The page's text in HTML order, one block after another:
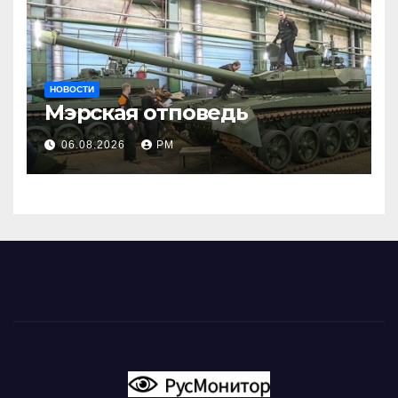
НОВОСТИ
Мэрская отповедь
06.08.2026 РМ